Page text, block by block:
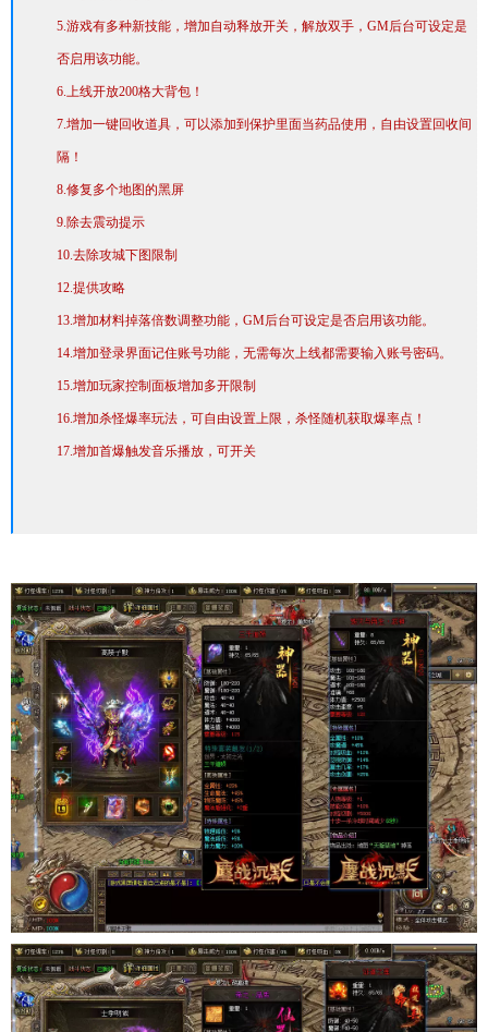
5.游戏有多种新技能，增加自动释放开关，解放双手，GM后台可设定是
否启用该功能。
6.上线开放200格大背包！
7.增加一键回收道具，可以添加到保护里面当药品使用，自由设置回收间
隔！
8.修复多个地图的黑屏
9.除去震动提示
10.去除攻城下图限制
12.提供攻略
13.增加材料掉落倍数调整功能，GM后台可设定是否启用该功能。
14.增加登录界面记住账号功能，无需每次上线都需要输入账号密码。
15.增加玩家控制面板增加多开限制
16.增加杀怪爆率玩法，可自由设置上限，杀怪随机获取爆率点！
17.增加首爆触发音乐播放，可开关